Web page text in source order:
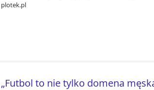
plotek.pl
„Futbol to nie tylko domena